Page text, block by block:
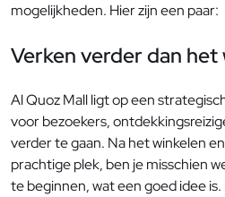
mogelijkheden. Hier zijn een paar:
Verken verder dan
Al Quoz Mall ligt op een
voor bezoekers,
verder te gaan. Na het winkelen
prachtige plek, ben je misschien
te beginnen, wat een goed idee